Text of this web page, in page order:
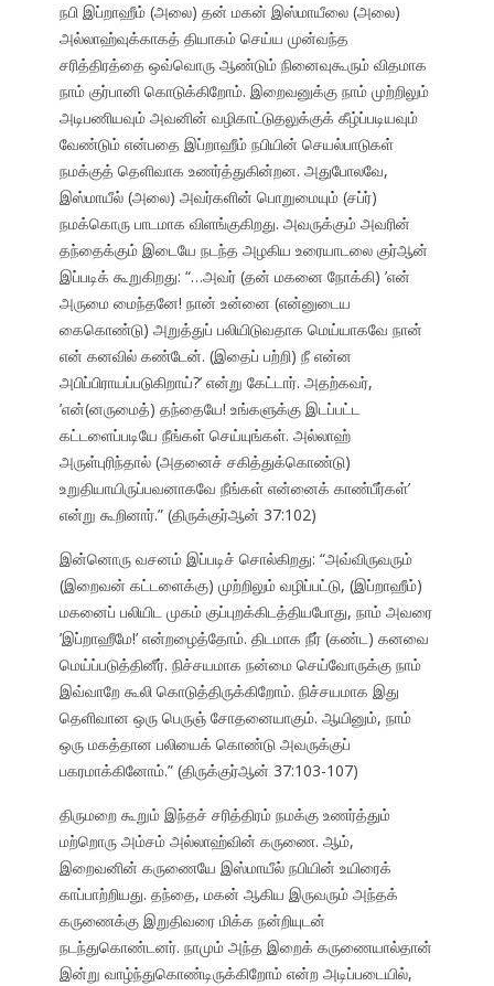
நபி இப்றாஹீம் (அலை) தன் மகன் இஸ்மாயீலை (அலை)
அல்லாஹ்வுக்காகத் தியாகம் செய்ய முன்வந்த
சரித்திரத்தை ஒவ்வொரு ஆண்டும் நினைவுகூரும் விதமாக
நாம் குர்பானி கொடுக்கிறோம். இறைவனுக்கு நாம் முற்றிலும்
அடிபணியவும் அவனின் வழிகாட்டுதலுக்குக் கீழ்ப்படியவும்
வேண்டும் என்பதை இப்றாஹீம் நபியின் செயல்பாடுகள்
நமக்குத் தெளிவாக உணர்த்துகின்றன. அதுபோலவே,
இஸ்மாயீல் (அலை) அவர்களின் பொறுமையும் (சப்ர்)
நமக்கொரு பாடமாக விளங்குகிறது. அவருக்கும் அவரின்
தந்தைக்கும் இடையே நடந்த அழகிய உரையாடலை குர்ஆன்
இப்படிக் கூறுகிறது: “…அவர் (தன் மகனை நோக்கி) ’என்
அருமை மைந்தனே! நான் உன்னை (என்னுடைய
கைகொண்டு) அறுத்துப் பலியிடுவதாக மெய்யாகவே நான்
என் கனவில் கண்டேன். (இதைப் பற்றி) நீ என்ன
அபிப்பிராயப்படுகிறாய்?’ என்று கேட்டார். அதற்கவர்,
’என்(னருமைத்) தந்தையே! உங்களுக்கு இடப்பட்ட
கட்டளைப்படியே நீங்கள் செய்யுங்கள். அல்லாஹ்
அருள்புரிந்தால் (அதனைச் சகித்துக்கொண்டு)
உறுதியாயிருப்பவனாகவே நீங்கள் என்னைக் காண்பீர்கள்’
என்று கூறினார்.” (திருக்குர்ஆன் 37:102)
இன்னொரு வசனம் இப்படிச் சொல்கிறது: “அவ்விருவரும்
(இறைவன் கட்டளைக்கு) முற்றிலும் வழிப்பட்டு, (இப்றாஹீம்)
மகனைப் பலியிட முகம் குப்புறக்கிடத்தியபோது, நாம் அவரை
’இப்றாஹீமே!’ என்றழைத்தோம். திடமாக நீர் (கண்ட) கனவை
மெய்ப்படுத்தினீர். நிச்சயமாக நன்மை செய்வோருக்கு நாம்
இவ்வாறே கூலி கொடுத்திருக்கிறோம். நிச்சயமாக இது
தெளிவான ஒரு பெருஞ் சோதனையாகும். ஆயினும், நாம்
ஒரு மகத்தான பலியைக் கொண்டு அவருக்குப்
பகரமாக்கினோம்.” (திருக்குர்ஆன் 37:103-107)
திருமறை கூறும் இந்தச் சரித்திரம் நமக்கு உணர்த்தும்
மற்றொரு அம்சம் அல்லாஹ்வின் கருணை. ஆம்,
இறைவனின் கருணையே இஸ்மாயீல் நபியின் உயிரைக்
காப்பாற்றியது. தந்தை, மகன் ஆகிய இருவரும் அந்தக்
கருணைக்கு இறுதிவரை மிக்க நன்றியுடன்
நடந்துகொண்டனர். நாமும் அந்த இறைக் கருணையால்தான்
இன்று வாழ்ந்துகொண்டிருக்கிறோம் என்ற அடிப்படையில்,